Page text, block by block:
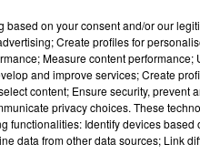
ils ont saisi huit
€ en liquide, pour un
de 22 ans. Leur autre
based on your consent and/or our
Create profiles for
Measure content performance;
and improve services; Create
content; Ensure security, prevent
privacy choices. These
functionalities: Identify devices based
data from other data sources; Link